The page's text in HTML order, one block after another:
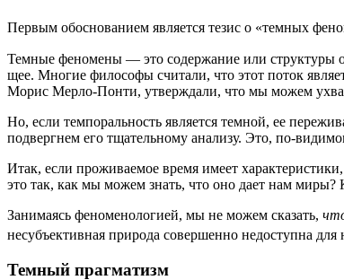
Пер­вым обос­но­ва­ни­ем явля­ет­ся тезис о «тем­ных
Тем­ные фено­ме­ны — это содер­жа­ние или струк­ту­ры
щее. Мно­гие фило­со­фы счи­та­ли, что этот поток
Морис Мер­ло-Пон­ти, утвер­жда­ли, что мы можем
Но, если тем­по­раль­ность явля­ет­ся тем­ной, ее
под­верг­нем его тща­тель­но­му ана­ли­зу. Это, по-
Итак, если про­жи­ва­е­мое вре­мя име­ет
это так, как мы можем знать, что оно дает нам
Зани­ма­ясь фено­ме­но­ло­ги­ей, мы не можем ска­зать,
несубъ­ек­тив­ная при­ро­да совер­шен­но недо­ступ­на для
Темный прагматизм